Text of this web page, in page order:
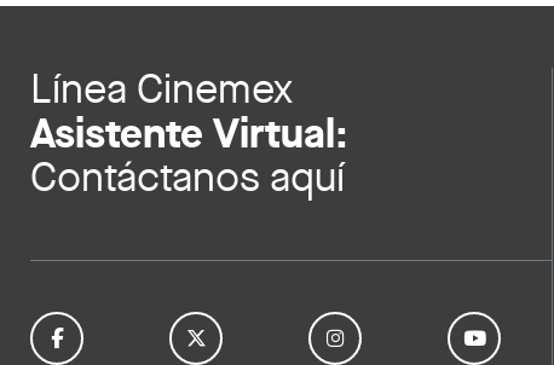
Línea Cinemex
Asistente Virtual:
Contáctanos aquí